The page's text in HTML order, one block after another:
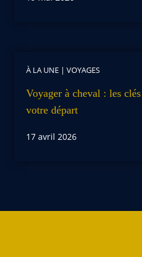
À LA UNE | VOYAGES
Voyager à cheval : les
votre départ
17 avril 2026